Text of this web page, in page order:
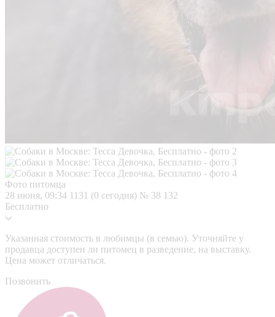
Фото питомца
28 июня, 09:34 1131 (0 сегодня) № 38 132
Бесплатно
Указанная стоимость в любимцы (в семью). Уточняйте у
продавца доступен ли питомец в разведение, на выставку.
Цена может отличаться.
Позвонить